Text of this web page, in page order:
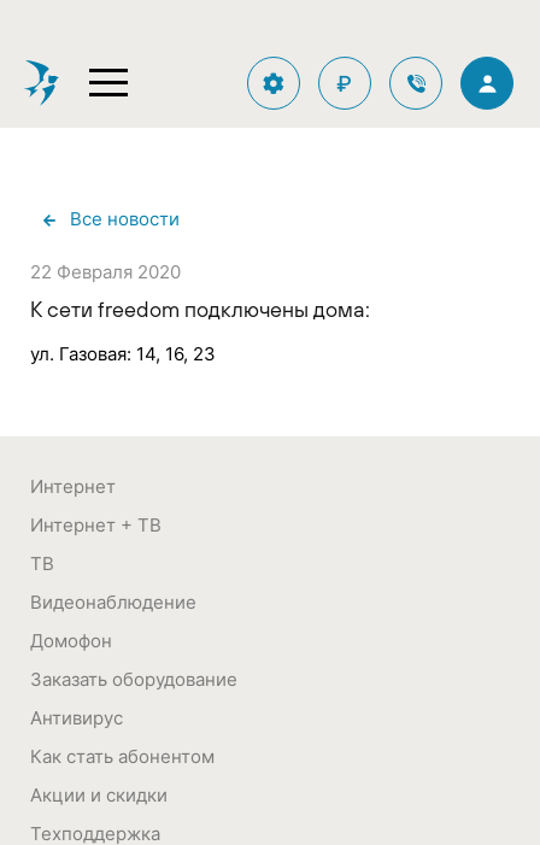
Все новости
22 Февраля 2020
К сети freedom подключены дома:
ул. Газовая: 14, 16, 23
Интернет
Интернет + ТВ
ТВ
Видеонаблюдение
Домофон
Заказать оборудование
Антивирус
Как стать абонентом
Акции и скидки
Техподдержка
₽